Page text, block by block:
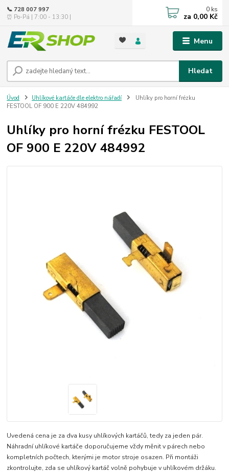
Menu
Hledat
📞 728 007 997
⏰ Po-Pá | 7:00 - 13:30 |
0 ks
za 0,00 Kč
Úvod Uhlíkové kartáče dle elektro nářadí
Uhlíky pro horní frézku
FESTOOL OF 900 E 220V 484992
Uhlíky pro horní frézku FESTOOL
OF 900 E 220V 484992
Uvedená cena je za dva kusy uhlíkových kartáčů, tedy za jeden pár.
Náhradní uhlíkové kartáče doporučujeme vždy měnit v párech nebo
kompletních počtech, kterými je motor stroje osazen. Při montáži
zkontrolujte, zda se uhlíkový kartáč volně pohybuje v uhlíkovém držáku.